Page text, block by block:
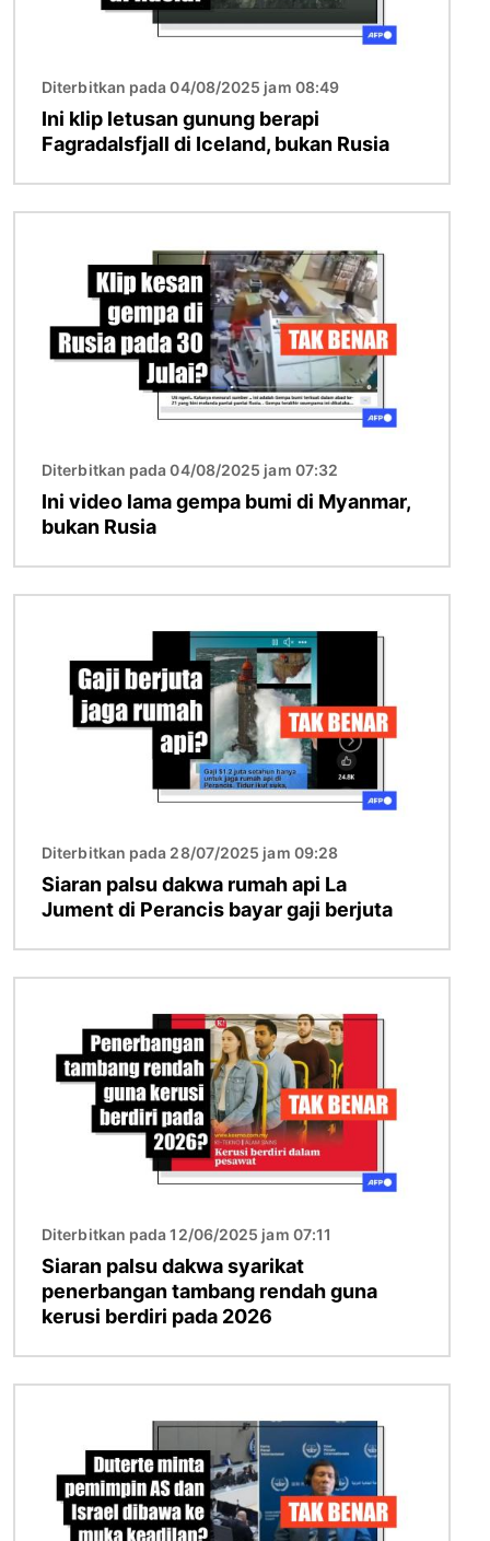
Diterbitkan pada 04/08/2025 jam 08:49
Ini klip letusan gunung berapi
Fagradalsfjall di Iceland, bukan Rusia
Diterbitkan pada 04/08/2025 jam 07:32
Ini video lama gempa bumi di Myanmar,
bukan Rusia
Diterbitkan pada 28/07/2025 jam 09:28
Siaran palsu dakwa rumah api La
Jument di Perancis bayar gaji berjuta
Diterbitkan pada 12/06/2025 jam 07:11
Siaran palsu dakwa syarikat
penerbangan tambang rendah guna
kerusi berdiri pada 2026